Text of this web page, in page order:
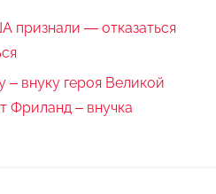
признали — отказаться
– внуку героя Великой
Фриланд – внучка